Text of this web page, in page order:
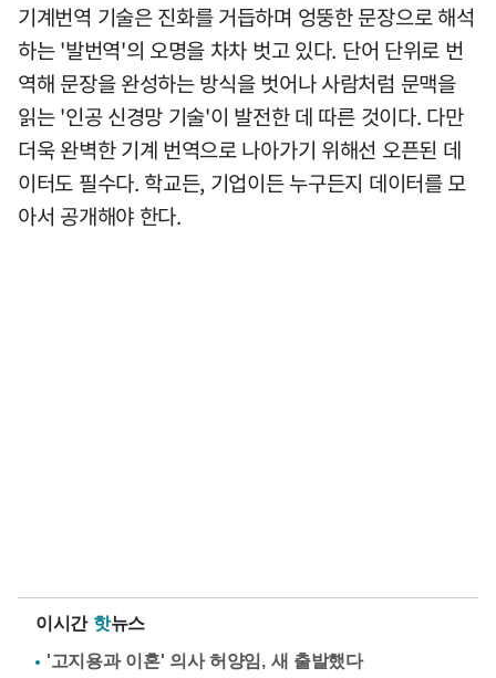
기계번역 기술은 진화를 거듭하며 엉뚱한 문장으로 해석
하는 '발번역'의 오명을 차차 벗고 있다. 단어 단위로 번
역해 문장을 완성하는 방식을 벗어나 사람처럼 문맥을
읽는 '인공 신경망 기술'이 발전한 데 따른 것이다. 다만
더욱 완벽한 기계 번역으로 나아가기 위해선 오픈된 데
이터도 필수다. 학교든, 기업이든 누구든지 데이터를 모
아서 공개해야 한다.
이시간 핫뉴스
'고지용과 이혼' 의사 허양임, 새 출발했다